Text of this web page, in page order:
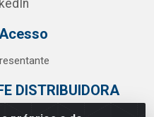
DISTRIBUIDORA